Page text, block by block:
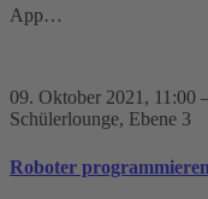
App…
09. Oktober 2021, 11:00
Schülerlounge, Ebene 3
Roboter